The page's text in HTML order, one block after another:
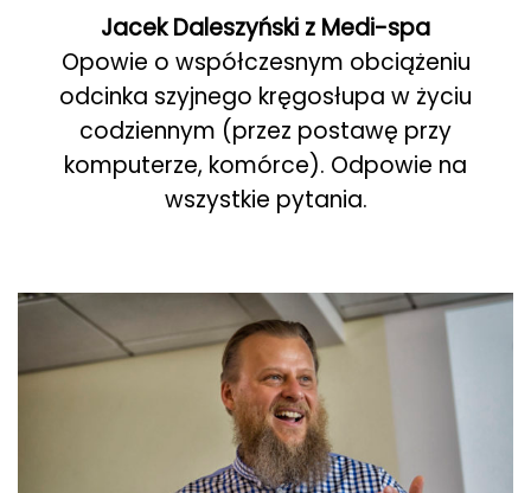
Jacek Daleszyński z Medi-spa
Opowie o współczesnym obciążeniu
odcinka szyjnego kręgosłupa w życiu
codziennym (przez postawę przy
komputerze, komórce). Odpowie na
wszystkie pytania.